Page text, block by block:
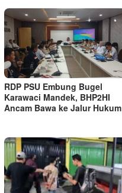
RDP PSU Embung Bugel
Karawaci Mandek, BHP2HI
Ancam Bawa ke Jalur Hukum